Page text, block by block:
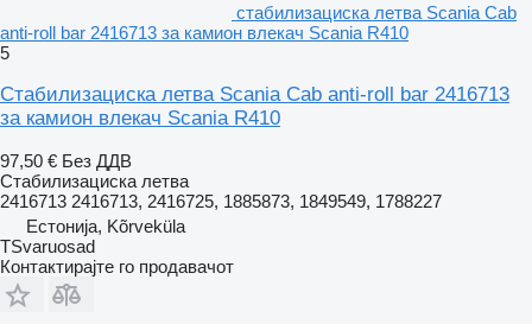
стабилизациска летва Scania Cab
anti-roll bar 2416713 за камион влекач Scania R410
5
Стабилизациска летва Scania Cab anti-roll bar 2416713
за камион влекач Scania R410
97,50 € Без ДДВ
Стабилизациска летва
2416713 2416713, 2416725, 1885873, 1849549, 1788227
Естонија, Kõrveküla
TSvaruosad
Контактирајте го продавачот